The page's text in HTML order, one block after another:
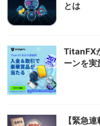
とは
TitanFX
ーンを実
【緊急